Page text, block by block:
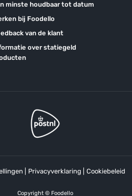
minste houdbaar tot datum
bij Foodello
van de klant
over statiegeld
Privacyverklaring Cookiebeleid
Copyright © Foodello